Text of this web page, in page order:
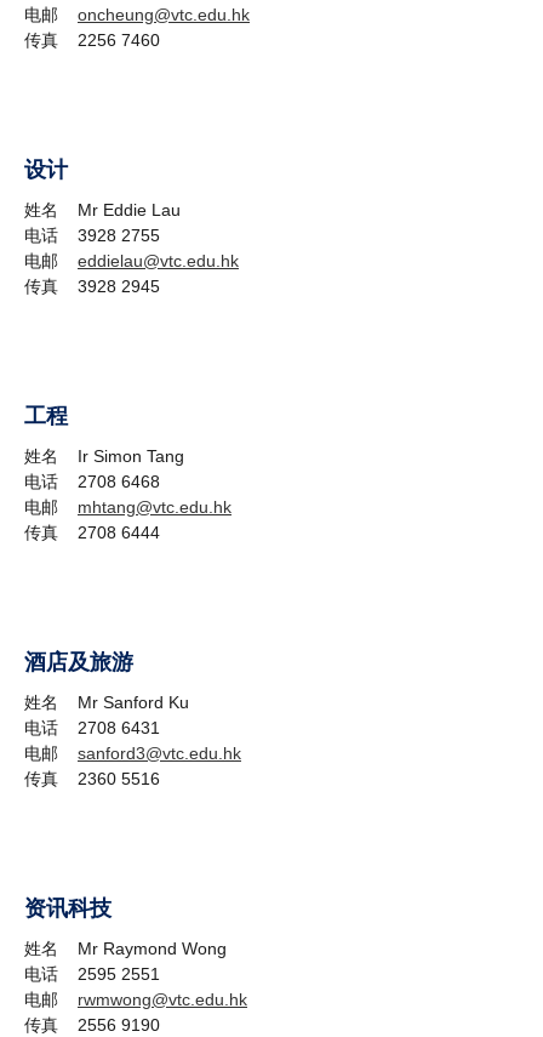
电邮 oncheung@vtc.edu.hk
传真 2256 7460
设计
姓名 Mr Eddie Lau
电话 3928 2755
电邮 eddielau@vtc.edu.hk
传真 3928 2945
工程
姓名 Ir Simon Tang
电话 2708 6468
电邮 mhtang@vtc.edu.hk
传真 2708 6444
酒店及旅游
姓名 Mr Sanford Ku
电话 2708 6431
电邮 sanford3@vtc.edu.hk
传真 2360 5516
资讯科技
姓名 Mr Raymond Wong
电话 2595 2551
电邮 rwmwong@vtc.edu.hk
传真 2556 9190